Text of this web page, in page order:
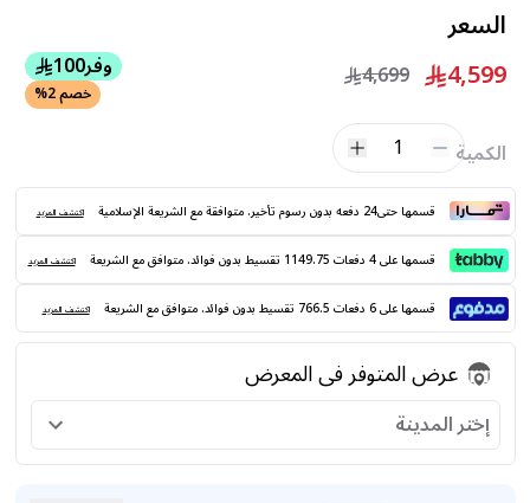
السعر
4,599
4,699 وفر100
خصم 2%
الكمية 1
قسمها حتى24 دفعه بدون رسوم تأخير. متوافقة مع الشريعة الإسلامية اكتشف المزيد
قسمها على 4 دفعات 1149.75 تقسيط بدون فوائد. متوافق مع الشريعة اكتشف المزيد
قسمها على 6 دفعات 766.5 تقسيط بدون فوائد. متوافق مع الشريعة اكتشف المزيد
عرض المتوفر فى المعرض
إختر المدينة